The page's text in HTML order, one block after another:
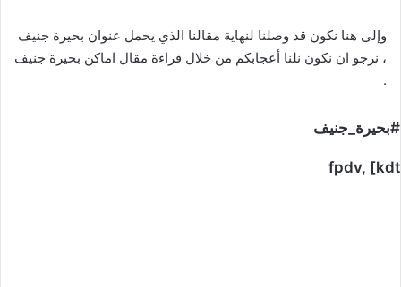
وإلى هنا نكون قد وصلنا لنهاية مقالنا الذي يحمل عنوان بحيرة جنيف
، نرجو ان نكون نلنا أعجابكم من خلال قراءة مقال اماكن بحيرة جنيف
.
#بحيرة_جنيف
fpdv, [kdt